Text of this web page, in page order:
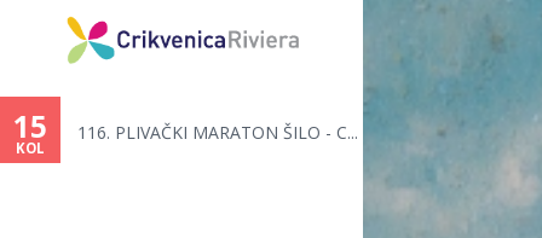
15
KOL
116. PLIVAČKI MARATON ŠILO - C...
ste
ovdje